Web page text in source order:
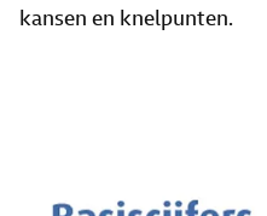
kansen en knelpunten.